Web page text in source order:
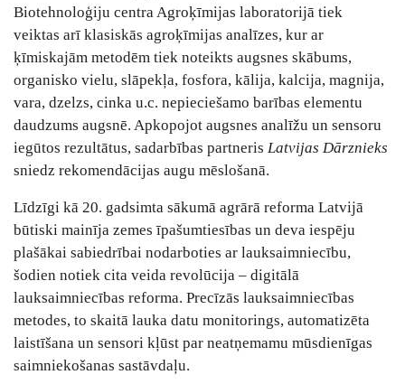
Biotehnoloģiju centra Agroķīmijas laboratorijā tiek
veiktas arī klasiskās agroķīmijas analīzes, kur ar
ķīmiskajām metodēm tiek noteikts augsnes skābums,
organisko vielu, slāpekļa, fosfora, kālija, kalcija, magnija,
vara, dzelzs, cinka u.c. nepieciešamo barības elementu
daudzums augsnē. Apkopojot augsnes analīžu un sensoru
iegūtos rezultātus, sadarbības partneris Latvijas Dārznieks
sniedz rekomendācijas augu mēslošanā.
Līdzīgi kā 20. gadsimta sākumā agrārā reforma Latvijā
būtiski mainīja zemes īpašumtiesības un deva iespēju
plašākai sabiedrībai nodarboties ar lauksaimniecību,
šodien notiek cita veida revolūcija ‒ digitālā
lauksaimniecības reforma. Precīzās lauksaimniecības
metodes, to skaitā lauka datu monitorings, automatizēta
laistīšana un sensori kļūst par neatņemamu mūsdienīgas
saimniekošanas sastāvdaļu.